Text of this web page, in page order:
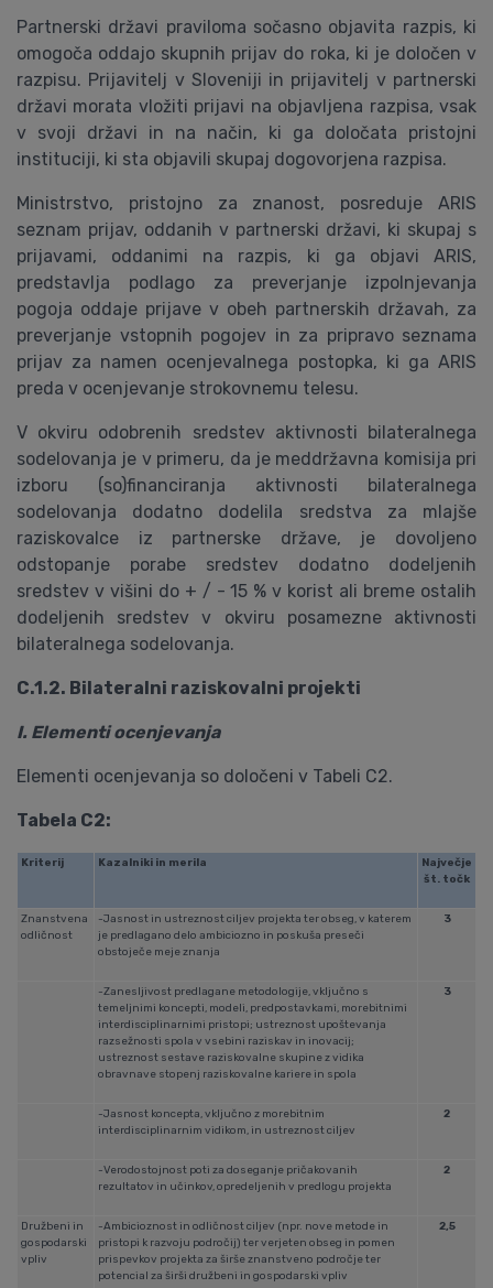
Partnerski državi praviloma sočasno objavita razpis, ki
omogoča oddajo skupnih prijav do roka, ki je določen v
razpisu. Prijavitelj v Sloveniji in prijavitelj v partnerski
državi morata vložiti prijavi na objavljena razpisa, vsak
v svoji državi in na način, ki ga določata pristojni
instituciji, ki sta objavili skupaj dogovorjena razpisa.
Ministrstvo, pristojno za znanost, posreduje ARIS
seznam prijav, oddanih v partnerski državi, ki skupaj s
prijavami, oddanimi na razpis, ki ga objavi ARIS,
predstavlja podlago za preverjanje izpolnjevanja
pogoja oddaje prijave v obeh partnerskih državah, za
preverjanje vstopnih pogojev in za pripravo seznama
prijav za namen ocenjevalnega postopka, ki ga ARIS
preda v ocenjevanje strokovnemu telesu.
V okviru odobrenih sredstev aktivnosti bilateralnega
sodelovanja je v primeru, da je meddržavna komisija pri
izboru (so)financiranja aktivnosti bilateralnega
sodelovanja dodatno dodelila sredstva za mlajše
raziskovalce iz partnerske države, je dovoljeno
odstopanje porabe sredstev dodatno dodeljenih
sredstev v višini do + / - 15 % v korist ali breme ostalih
dodeljenih sredstev v okviru posamezne aktivnosti
bilateralnega sodelovanja.
C.1.2. Bilateralni raziskovalni projekti
I. Elementi ocenjevanja
Elementi ocenjevanja so določeni v Tabeli C2.
Tabela C2:
Kriterij Kazalniki in merila
Največje
št. točk
Znanstvena
odličnost
-Jasnost in ustreznost ciljev projekta ter obseg, v katerem
je predlagano delo ambiciozno in poskuša preseči
obstoječe meje znanja
3
-Zanesljivost predlagane metodologije, vključno s
temeljnimi koncepti, modeli, predpostavkami, morebitnimi
interdisciplinarnimi pristopi; ustreznost upoštevanja
razsežnosti spola v vsebini raziskav in inovacij;
ustreznost sestave raziskovalne skupine z vidika
obravnave stopenj raziskovalne kariere in spola
3
-Jasnost koncepta, vključno z morebitnim
interdisciplinarnim vidikom, in ustreznost ciljev
2
-Verodostojnost poti za doseganje pričakovanih
rezultatov in učinkov, opredeljenih v predlogu projekta
2
Družbeni in
gospodarski
vpliv
-Ambicioznost in odličnost ciljev (npr. nove metode in
pristopi k razvoju področij) ter verjeten obseg in pomen
prispevkov projekta za širše znanstveno področje ter
potencial za širši družbeni in gospodarski vpliv
2,5